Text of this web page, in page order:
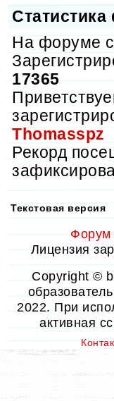
На форуме
17365
Thomasspz
Рекорд
Текстовая версия
Форум
Лицензия
Copyright ©
2022. При
активная